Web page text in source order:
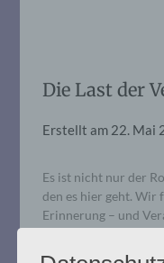
Die Last der
Erstellt am 22. Mai
Es ist nicht nur der
den es hier geht. Wir
Erinnerung – und
ernsthaft genug